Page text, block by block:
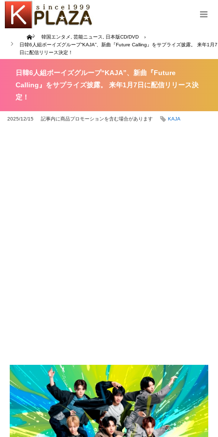
Home 韓国エンタメ 芸能ニュース
日本版CD/DVD
日韓6人組ボーイズグループ“KAJA”、新曲『Future Calling』をサプライズ披露。 来年1月7
日に配信リリース決定！
日韓6人組ボーイズグループ“KAJA”、新曲『Future
Calling』をサプライズ披露。 来年1月7日に配信リリース決
定！
2025/12/15 記事内に商品プロモーションを含む場合があります KAJA